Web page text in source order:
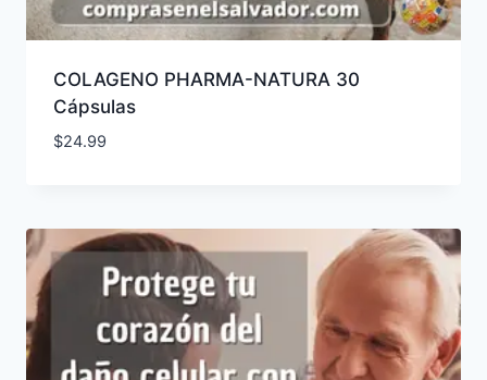
COLAGENO PHARMA-NATURA 30
Cápsulas
$24.99